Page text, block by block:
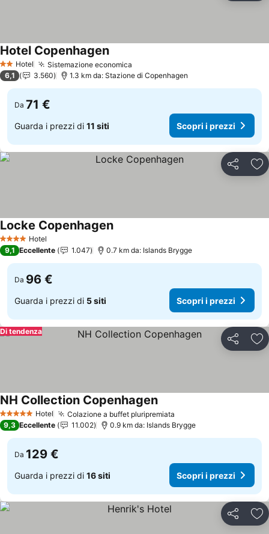
2 StelleHotel Sistemazione economica
Hotel Copenhagen
6,1 3.560 1.3 km da: Stazione di Copenhagen
Da 71 €
Guarda i prezzi di 11 siti Scopri i prezzi
Condividi
4 Stelle Hotel
Locke Copenhagen
9,1 Eccellente 1.047 0.7 km da: Islands Brygge
Da 96 €
Guarda i prezzi di 5 siti Scopri i prezzi
Condividi
Di tendenza
5 Stelle Hotel Colazione a buffet pluripremiata
NH Collection Copenhagen
9,3 Eccellente 11.002 0.9 km da: Islands Brygge
Da 129 €
Guarda i prezzi di 16 siti Scopri i prezzi
Condividi